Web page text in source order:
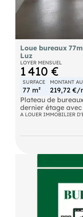
Loue bureaux
Luz
LOYER MENSUEL
1 410 €
SURFACE
77 m²
MONTANT
219,72 €/
Plateau de
dernier étage
idéalement situé à
un cadre de
aménagé mais
pavé led et
selon vos besoins.
Bâtiment
confort de travail
exceptionnelle
Aménagée avec
imprenable sur la
- Loyer mensuel :
- Charges : 80 € /
A LOUER IMMOBILIER